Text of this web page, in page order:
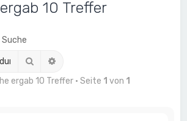
10 Treffer
Suche
ergab 10 Treffer • Seite 1 von 1